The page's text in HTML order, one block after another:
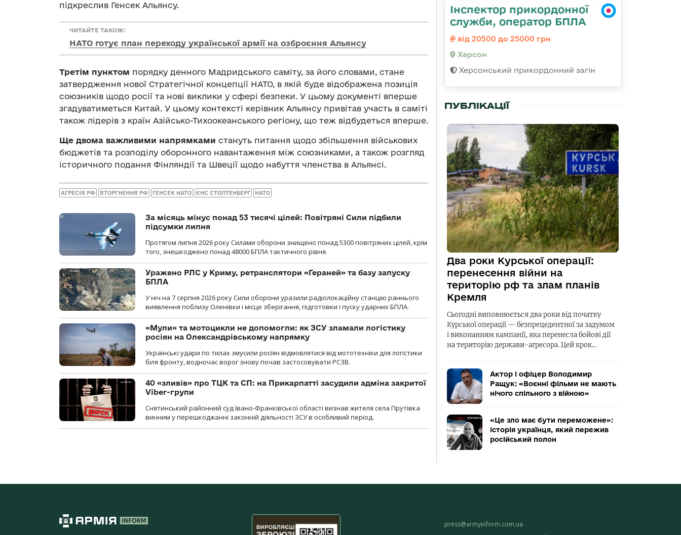
підкреслив Генсек Альянсу.
ЧИТАЙТЕ ТАКОЖ:
НАТО готує план переходу української армії на озброєння Альянсу
Третім пунктом порядку денного Мадридського саміту, за його словами, стане
затвердження нової Стратегічної концепції НАТО, в якій буде відображена позиція
союзників щодо росії та нові виклики у сфері безпеки. У цьому документі вперше
згадуватиметься Китай. У цьому контексті керівник Альянсу привітав участь в саміті
також лідерів з країн Азійсько-Тихоокеанського регіону, що теж відбудеться вперше.
Ще двома важливими напрямками стануть питання щодо збільшення військових
бюджетів та розподілу оборонного навантаження між союзниками, а також розгляд
історичного подання Фінляндії та Швеції щодо набуття членства в Альянсі.
АГРЕСІЯ РФ ВТОРГНЕННЯ РФ ГЕНСЕК НАТО ЄНС СТОЛТЕНБЕРГ НАТО
За місяць мінус понад 53 тисячі цілей: Повітряні Сили підбили
підсумки липня
Протягом липня 2026 року Cилами оборони знищено понад 5300 повітряних цілей, крім
того, знешкоджено понад 48000 БПЛА тактичного рівня.
Уражено РЛС у Криму, ретранслятори «Гераней» та базу запуску
БПЛА
У ніч на 7 серпня 2026 року Сили оборони уразили радіолокаційну станцію раннього
виявлення поблизу Оленівки і місце зберігання, підготовки і пуску ударних БПЛА.
«Мули» та мотоцикли не допомогли: як ЗСУ зламали логістику
росіян на Олександрівському напрямку
Українські удари по тилах змусили росіян відмовлятися від мототехніки для логістики
біля фронту, водночас ворог знову почав застосовувати РСЗВ.
40 «зливів» про ТЦК та СП: на Прикарпатті засудили адміна закритої
Viber-групи
Снятинський районний суд Івано-Франківської області визнав жителя села Прутівка
винним у перешкоджанні законній діяльності ЗСУ в особливий період.
Інспектор прикордонної
служби, оператор БПЛА
від 20500 до 25000 грн
Херсон
Херсонський прикордонний загін
ПУБЛІКАЦІЇ
Два роки Курської операції:
перенесення війни на
територію рф та злам планів
Кремля
Сьогодні виповнюється два роки від початку
Курської операції — безпрецедентної за задумом
і виконанням кампанії, яка перенесла бойові дії
на територію держави-агресора. Цей крок…
Актор і офіцер Володимир
Ращук: «Воєнні фільми не мають
нічого спільного з війною»
«Це зло має бути переможене»:
історія українця, який пережив
російський полон
press@armyinform.com.ua